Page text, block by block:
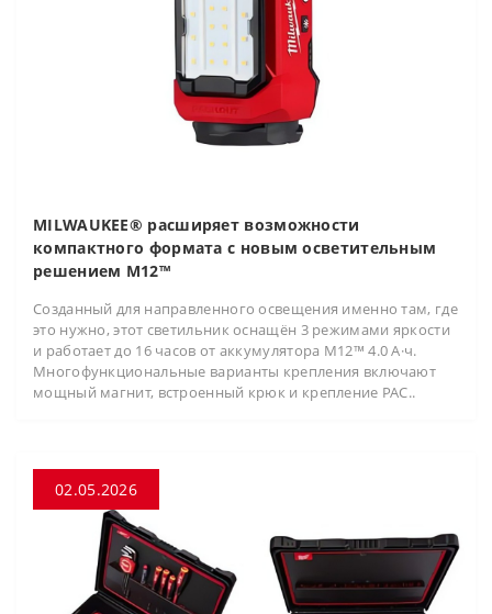
MILWAUKEE® расширяет возможности
компактного формата с новым осветительным
решением M12™
Созданный для направленного освещения именно там, где
это нужно, этот светильник оснащён 3 режимами яркости
и работает до 16 часов от аккумулятора M12™ 4.0 А·ч.
Многофункциональные варианты крепления включают
мощный магнит, встроенный крюк и крепление PAC..
02.05.2026